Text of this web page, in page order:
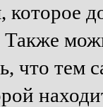
которое
что